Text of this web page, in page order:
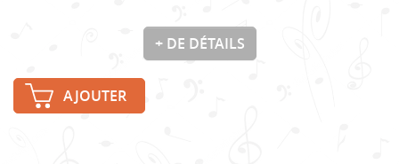
+ DE DÉTAILS
AJOUTER